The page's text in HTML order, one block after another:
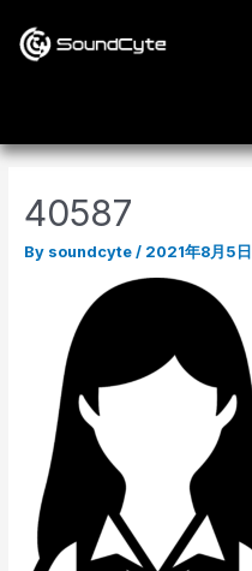
40587
By soundcyte / 2021年8月5日